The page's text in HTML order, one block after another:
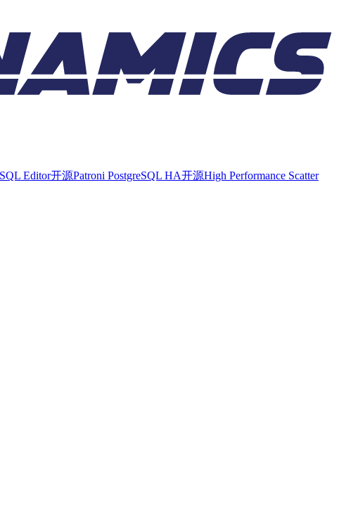
Editor开源Patroni PostgreSQL HA开源High Performance Scatter